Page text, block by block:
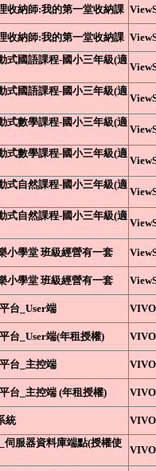
收納師:我的第一堂收納課
收納師:我的第一堂收納課
式國語課程-國小三年級(適
式國語課程-國小三年級(適
式數學課程-國小三年級(適
式數學課程-國小三年級(適
式自然課程-國小三年級(適
式自然課程-國小三年級(適
小學堂 班級經營有一套
小學堂 班級經營有一套
台_User端 VIVO
台_User端(年租授權) VIVO
台_主控端 VIVO
台_主控端 (年租授權) VIVO
統 VIVO
服器資料庫端點(授權使
VIVO